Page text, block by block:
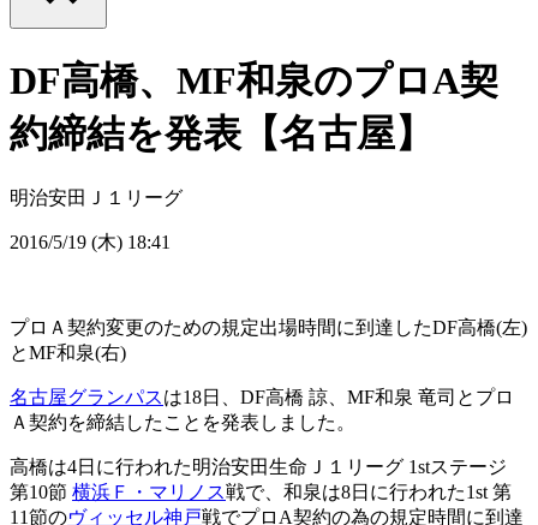
DF高橋、MF和泉のプロA契
約締結を発表【名古屋】
明治安田Ｊ１リーグ
2016/5/19 (木) 18:41
プロＡ契約変更のための規定出場時間に到達したDF高橋(左)
とMF和泉(右)
名古屋グランパスは18日、DF高橋 諒 、MF和泉 竜司とプロ
Ａ契約を締結したことを発表しました。
高橋は4日に行われた明治安田生命Ｊ１リーグ 1stステージ
第10節 横浜Ｆ・マリノス戦で、和泉は8日に行われた1st 第
11節のヴィッセル神戸戦でプロA契約の為の規定時間に到達